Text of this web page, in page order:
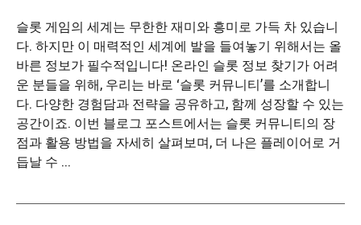
슬롯 게임의 세계는 무한한 재미와 흥미로 가득 차 있습니
다. 하지만 이 매력적인 세계에 발을 들여놓기 위해서는 올
바른 정보가 필수적입니다! 온라인 슬롯 정보 찾기가 어려
운 분들을 위해, 우리는 바로 ‘슬롯 커뮤니티’를 소개합니
다. 다양한 경험담과 전략을 공유하고, 함께 성장할 수 있는
공간이죠. 이번 블로그 포스트에서는 슬롯 커뮤니티의 장
점과 활용 방법을 자세히 살펴보며, 더 나은 플레이어로 거
듭날 수 ...